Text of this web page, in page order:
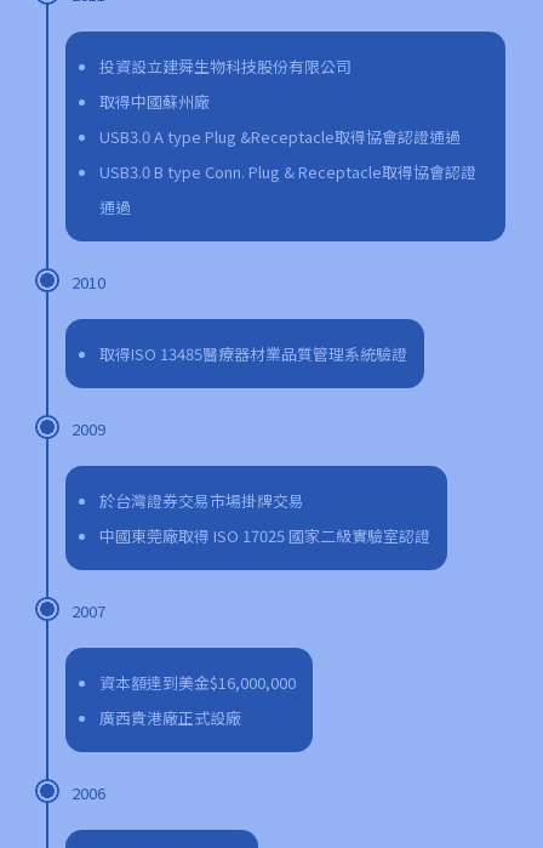
投資設立建舜生物科技股份有限公司
取得中國蘇州廠
USB3.0 A type Plug &Receptacle取得協會認證通過
USB3.0 B type Conn. Plug & Receptacle取得協會認證
通過
2010
取得ISO 13485醫療器材業品質管理系統驗證
2009
於台灣證券交易市場掛牌交易
中國東莞廠取得 ISO 17025 國家二級實驗室認證
2007
資本額達到美金$16,000,000
廣西貴港廠正式設廠
2006